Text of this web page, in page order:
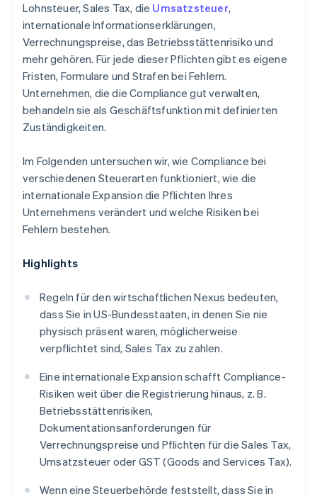
Lohnsteuer, Sales Tax, die Umsatzsteuer,
internationale Informationserklärungen,
Verrechnungspreise, das Betriebsstättenrisiko und
mehr gehören. Für jede dieser Pflichten gibt es eigene
Fristen, Formulare und Strafen bei Fehlern.
Unternehmen, die die Compliance gut verwalten,
behandeln sie als Geschäftsfunktion mit definierten
Zuständigkeiten.
Im Folgenden untersuchen wir, wie Compliance bei
verschiedenen Steuerarten funktioniert, wie die
internationale Expansion die Pflichten Ihres
Unternehmens verändert und welche Risiken bei
Fehlern bestehen.
Highlights
Regeln für den wirtschaftlichen Nexus bedeuten,
dass Sie in US-Bundesstaaten, in denen Sie nie
physisch präsent waren, möglicherweise
verpflichtet sind, Sales Tax zu zahlen.
Eine internationale Expansion schafft Compliance-
Risiken weit über die Registrierung hinaus, z. B.
Betriebsstättenrisiken,
Dokumentationsanforderungen für
Verrechnungspreise und Pflichten für die Sales Tax,
Umsatzsteuer oder GST (Goods and Services Tax).
Wenn eine Steuerbehörde feststellt, dass Sie in